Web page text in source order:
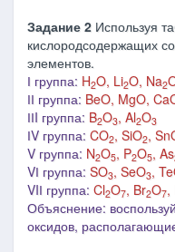
Задание 2 Используя
кислородсодержащих
элементов.
І группа: H2O, Li2O, Na2
ІІ группа: BeO, MgO,
ІІI группа: B2O3, Al2O3
ІV группа: CO2, SiO2,
V группа: N2O5, P2O5, As
VІ группа: SO3, SeO3,
VIІ группа: Cl2O7, Br2O7,
Объяснение:
оксидов,